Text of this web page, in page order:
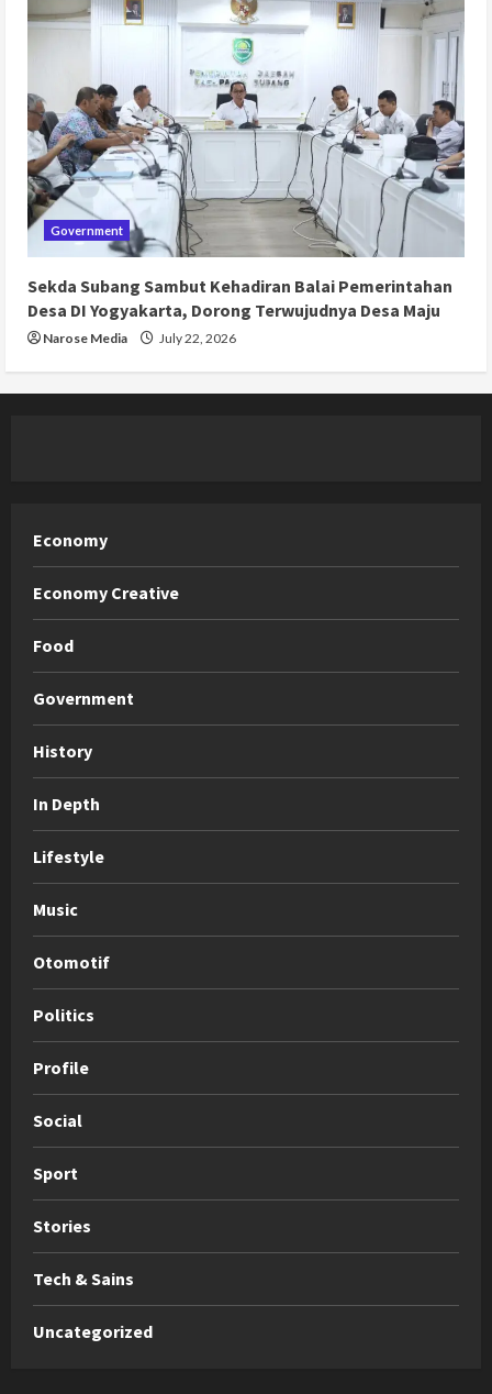
Government
Sekda Subang Sambut Kehadiran Balai Pemerintahan
Desa DI Yogyakarta, Dorong Terwujudnya Desa Maju
Narose Media July 22, 2026
Economy
Economy Creative
Food
Government
History
In Depth
Lifestyle
Music
Otomotif
Politics
Profile
Social
Sport
Stories
Tech & Sains
Uncategorized